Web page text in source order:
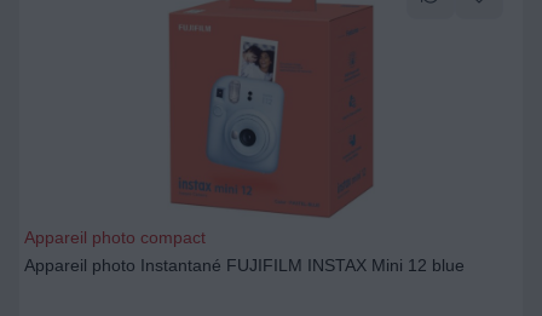
Appareil photo compact
Appareil photo Instantané FUJIFILM INSTAX Mini 12 blue